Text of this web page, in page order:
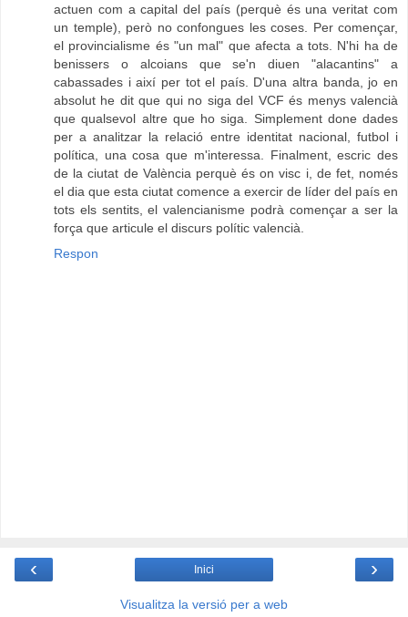
actuen com a capital del país (perquè és una veritat com
un temple), però no confongues les coses. Per començar,
el provincialisme és "un mal" que afecta a tots. N'hi ha de
benissers o alcoians que se'n diuen "alacantins" a
cabassades i així per tot el país. D'una altra banda, jo en
absolut he dit que qui no siga del VCF és menys valencià
que qualsevol altre que ho siga. Simplement done dades
per a analitzar la relació entre identitat nacional, futbol i
política, una cosa que m'interessa. Finalment, escric des
de la ciutat de València perquè és on visc i, de fet, només
el dia que esta ciutat comence a exercir de líder del país en
tots els sentits, el valencianisme podrà començar a ser la
força que articule el discurs polític valencià.
Respon
‹ ›
Inici
Visualitza la versió per a web